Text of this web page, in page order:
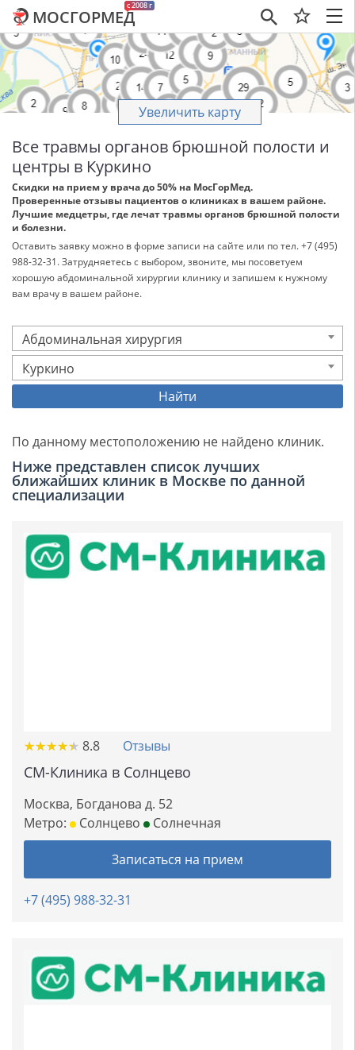
×
c 2008 г
МОСГОРМЕД
Увеличить карту
Все травмы органов брюшной полости и
центры в Куркино
Скидки на прием у врача до 50% на МосГорМед.
Проверенные отзывы пациентов о клиниках в вашем районе.
Лучшие медцетры, где лечат травмы органов брюшной полости
и болезни.
Оставить заявку можно в форме записи на сайте или по тел. +7 (495)
988-32-31. Затрудняетесь с выбором, звоните, мы посоветуем
хорошую абдоминальной хирургии клинику и запишем к нужному
вам врачу в вашем районе.
Абдоминальная хирургия
Куркино
Найти
По данному местоположению не найдено клиник.
Ниже представлен список лучших
ближайших клиник в Москве по данной
специализации
★★★★★
★★★★★ 8.8 Отзывы
СМ-Клиника в Солнцево
Москва, Богданова д. 52
Метро:
Солнцево Солнечная
Записаться на прием
+7 (495) 988-32-31